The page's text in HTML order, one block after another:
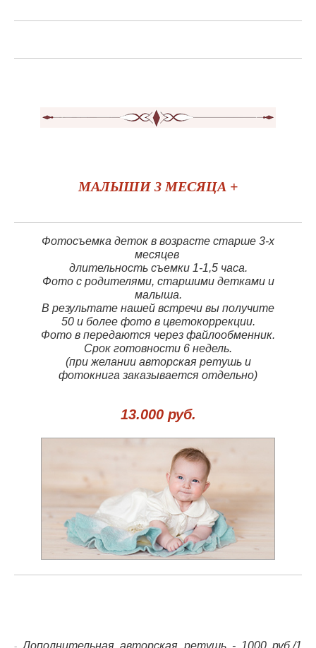
МАЛЫШИ 3 МЕСЯЦА +
Фотосъемка деток в возрасте старше 3-х
месяцев
длительность съемки 1-1,5 часа.
Фото с родителями, старшими детками и
малыша.
В результате нашей встречи вы получите
50 и более фото в цветокоррекции.
Фото в передаются через файлообменник.
Срок готовности 6 недель.
(при желании авторская ретушь и
фотокнига заказывается отдельно)
13.000 руб.